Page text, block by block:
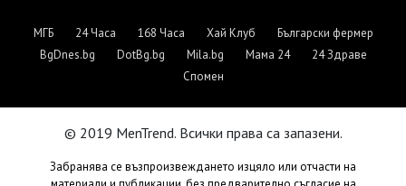
МГБ 24 Часа 168 Часа Хай Клуб
Български фермер
BgDnes.bg
DotBg.bg Mila.bg Мама 24
24 Здраве
Спомен
© 2019 MenTrend. Всички права са запазени.
Забранява се възпроизвеждането изцяло или отчасти на